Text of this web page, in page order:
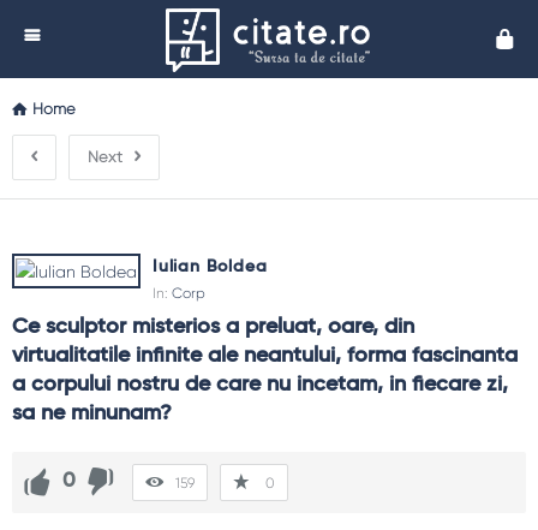
Home
Next
Iulian Boldea
In: Corp
Ce sculptor misterios a preluat, oare, din
virtualitatile infinite ale neantului, forma fascinanta
a corpului nostru de care nu incetam, in fiecare zi,
sa ne minunam?
0 159 0